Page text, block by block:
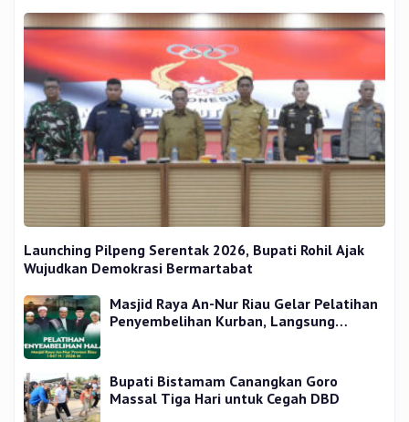
Launching Pilpeng Serentak 2026, Bupati Rohil Ajak
Wujudkan Demokrasi Bermartabat
Masjid Raya An-Nur Riau Gelar Pelatihan
Penyembelihan Kurban, Langsung
Bupati Bistamam Canangkan Goro
Massal Tiga Hari untuk Cegah DBD